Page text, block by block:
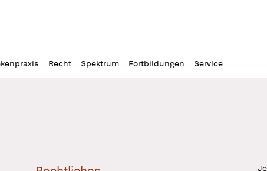
Recht Spektrum Fortbildungen Service